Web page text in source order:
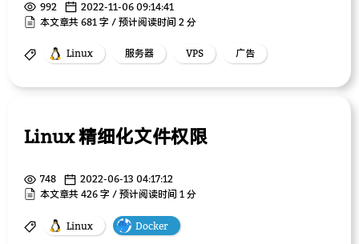
992
2022-11-06 09:14:41
本文章共 681 字 / 预计阅读时间 2 分
Linux 服务器 VPS 广告
Linux 精细化文件权限
748
2022-06-13 04:17:12
本文章共 426 字 / 预计阅读时间 1 分
Linux Docker